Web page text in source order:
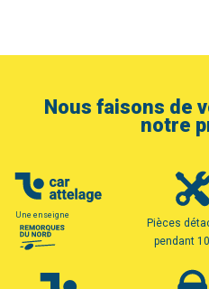
Nous faisons de
notre
Une enseigne
Pièces
pendant